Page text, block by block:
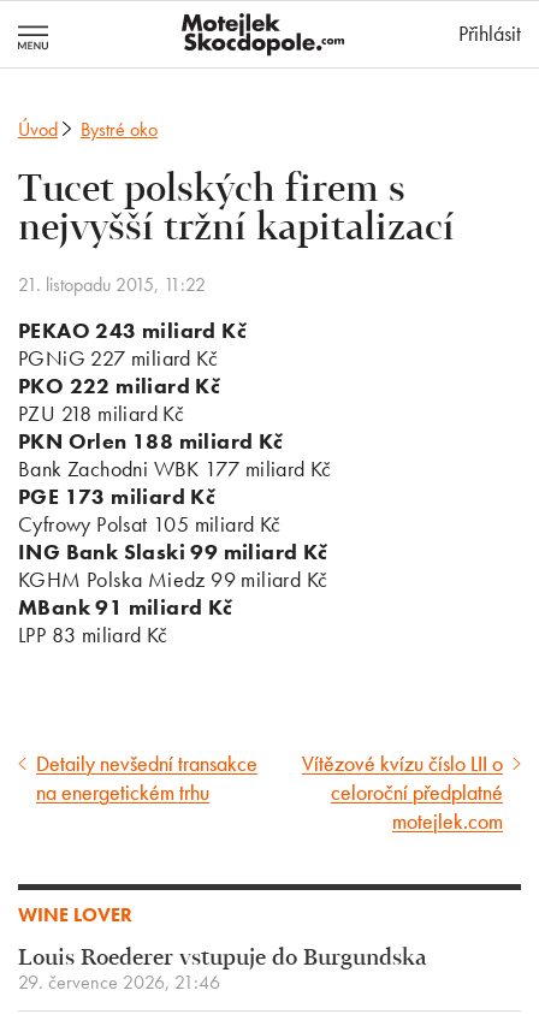
Přihlásit
Úvod Bystré oko
Tucet polských firem s
nejvyšší tržní kapitalizací
21. listopadu 2015, 11:22
PEKAO 243 miliard Kč
PGNiG 227 miliard Kč
PKO 222 miliard Kč
PZU 218 miliard Kč
PKN Orlen 188 miliard Kč
Bank Zachodni WBK 177 miliard Kč
PGE 173 miliard Kč
Cyfrowy Polsat 105 miliard Kč
ING Bank Slaski 99 miliard Kč
KGHM Polska Miedz 99 miliard Kč
MBank 91 miliard Kč
LPP 83 miliard Kč
Předcházející
článek
Detaily nevšední transakce
na energetickém trhu
Následující
článek
Vítězové kvízu číslo LII o
celoroční předplatné
motejlek.com
WINE LOVER
Louis Roederer vstupuje do Burgundska
29. července 2026, 21:46